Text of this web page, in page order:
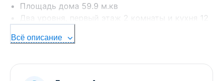
Площадь дома 59.9 м.кв
Два уровня, первый этаж 2 комнаты и кухня 12
Мансарда: комната 16.5 м.кв
Отопление печное
Вода сезонная, разведена по участку
Всё описание